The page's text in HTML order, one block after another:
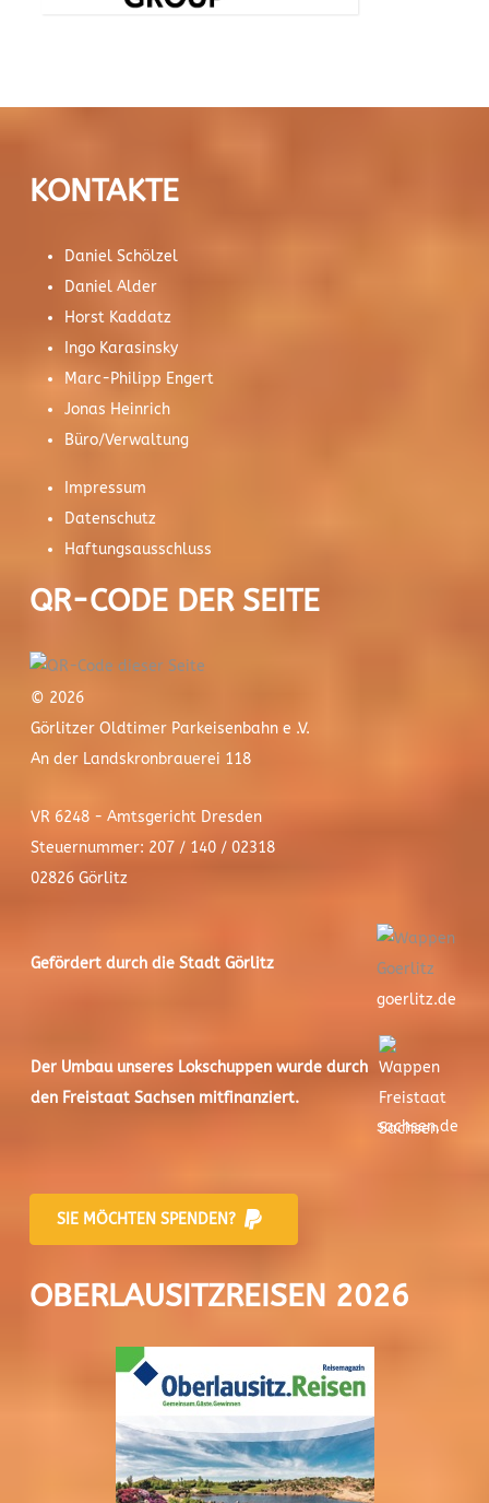
KONTAKTE
Daniel Schölzel
Daniel Alder
Horst Kaddatz
Ingo Karasinsky
Marc-Philipp Engert
Jonas Heinrich
Büro/Verwaltung
Impressum
Datenschutz
Haftungsausschluss
QR-CODE DER SEITE
© 2026
Görlitzer Oldtimer Parkeisenbahn e .V.
An der Landskronbrauerei 118
VR 6248 - Amtsgericht Dresden
Steuernummer: 207 / 140 / 02318
02826 Görlitz
Gefördert durch die Stadt Görlitz
goerlitz.de
Der Umbau unseres Lokschuppen wurde durch
den Freistaat Sachsen mitfinanziert.
sachsen.de
SIE MÖCHTEN SPENDEN?
OBERLAUSITZREISEN 2026